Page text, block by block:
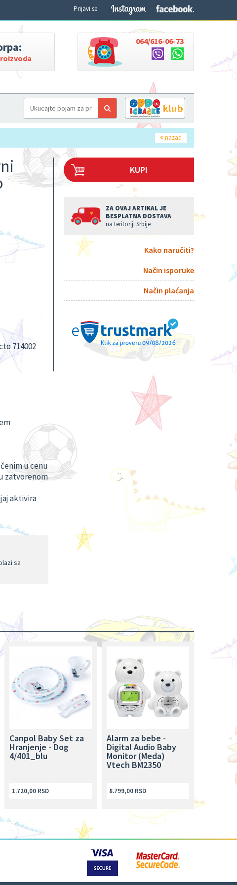
Prijavi se
064/616-06-73
nazad
714002
u cenu
zatvorenom
aktivira
sa
KUPI
ZA OVAJ ARTIKAL JE
BESPLATNA DOSTAVA
na teritoriji Srbije
Kako naručiti?
Način isporuke
Način plaćanja
Canpol Baby Set za
Hranjenje - Dog
4/401_blu
1.720,00 RSD
Alarm za bebe -
Digital Audio Baby
Monitor (Meda)
Vtech BM2350
8.799,00 RSD